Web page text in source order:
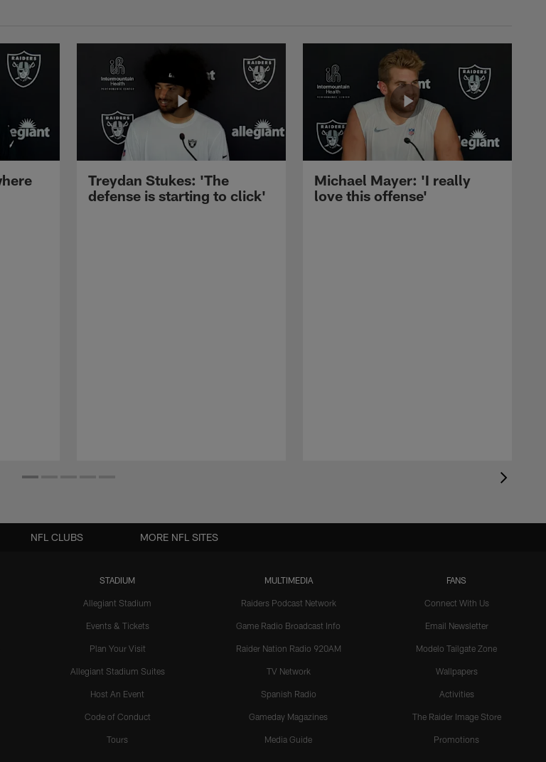
Treydan Stukes: 'The
defense is starting to click'
Michael Mayer: 'I really
love this offense'
STADIUM
Allegiant Stadium
Events & Tickets
Plan Your Visit
Allegiant Stadium Suites
Host An Event
Code of Conduct
Tours
MULTIMEDIA
Raiders Podcast Network
Game Radio Broadcast Info
Raider Nation Radio 920AM
TV Network
Spanish Radio
Gameday Magazines
Media Guide
FANS
Connect With Us
Email Newsletter
Modelo Tailgate Zone
Wallpapers
Activities
The Raider Image Store
Promotions
NFL CLUBS MORE NFL SITES